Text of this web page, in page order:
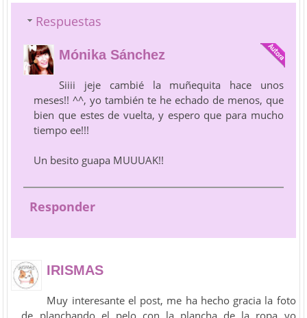
Respuestas
Mónika Sánchez
Siiii jeje cambié la muñequita hace unos
meses!! ^^, yo también te he echado de menos, que
bien que estes de vuelta, y espero que para mucho
tiempo ee!!!
Un besito guapa MUUUAK!!
Responder
IRISMAS
Muy interesante el post, me ha hecho gracia la foto
de planchando el pelo con la plancha de la ropa yo